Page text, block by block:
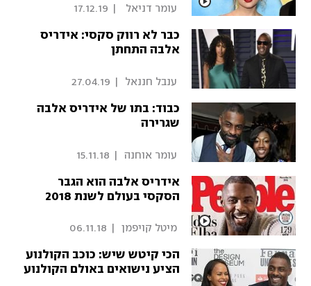
עומר דניאל 17.12.19
כבר לא רווק סקסי: אידריס
אלבה התחתן
ענבל חננאל 27.04.19
כבוד: בתו של אידריס אלבה
שגרירה
עומר אוחנה 15.11.18
אידריס אלבה הוא הגבר
הסקסי בעולם לשנת 2018
מיטל קויפמן 06.11.18
הכי קיטש שיש: כוכב הקולנוע
הציע נישואים באולם הקולנוע